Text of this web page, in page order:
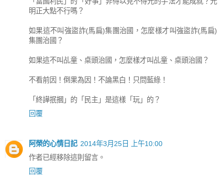
明正大點不行嗎？
如果這不叫強盜詐(馬扁)集團治國，怎麼樣才叫強盜詐(馬扁)
集團治國？
如果這不叫乩童、桌頭治國，怎麼樣才叫乩童、桌頭治國？
不看前因！倒果為因！不論黑白！只問藍綠！
「終譁抿摑」的「民主」是這樣「玩」的？
回覆
阿榮的心情日記 2014年3月25日 上午10:00
作者已經移除這則留言。
回覆